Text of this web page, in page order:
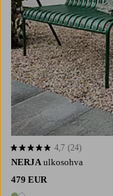
NERJA ulkosohva
479 EUR
4,7 perustuen 24 arvosanaan
4,7 (24)